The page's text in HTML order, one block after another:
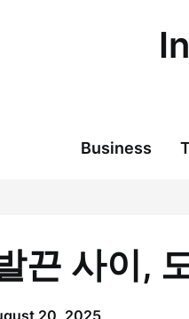
Business
끈 사이,
20, 2025